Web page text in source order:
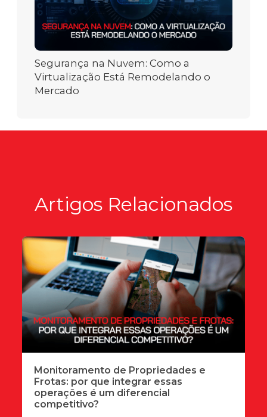
Segurança na Nuvem: Como a
Virtualização Está Remodelando o
Mercado
Artigos Relacionados
Monitoramento de Propriedades e
Frotas: por que integrar essas
operações é um diferencial
competitivo?